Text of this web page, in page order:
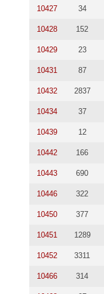
10427 34
10428 152
10429 23
10431 87
10432 2837
10434 37
10439 12
10442 166
10443 690
10446 322
10450 377
10451 1289
10452 3311
10466 314